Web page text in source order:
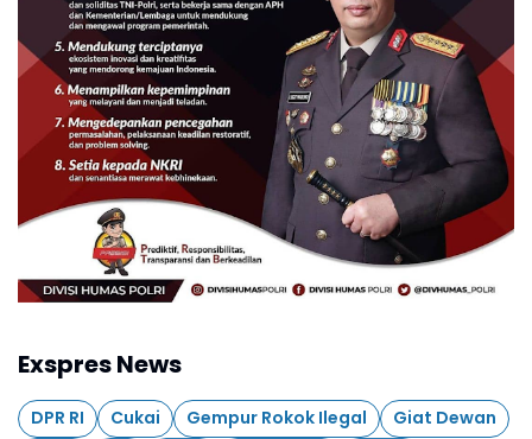
Exspres News
DPR RI Cukai Gempur Rokok Ilegal
Giat Dewan